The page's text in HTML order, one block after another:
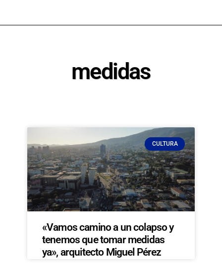
medidas
CULTURA
«Vamos camino a un colapso y
tenemos que tomar medidas
ya», arquitecto Miguel Pérez